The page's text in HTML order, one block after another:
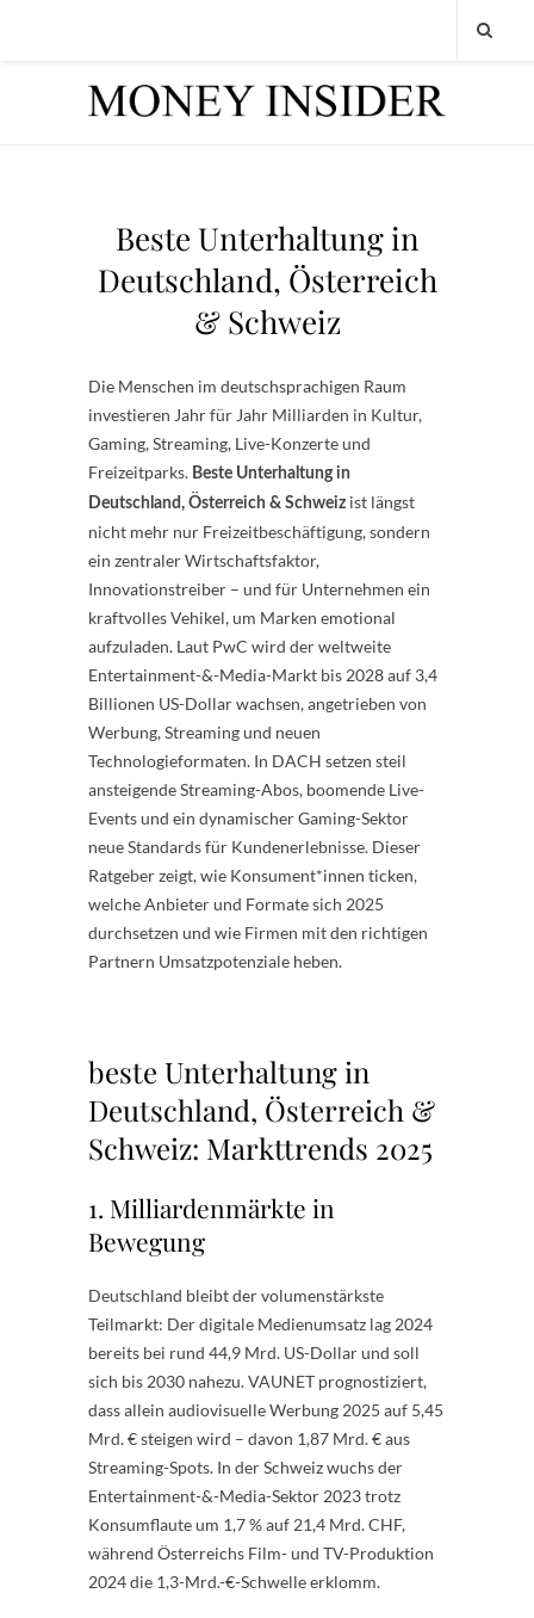
Beste Unterhaltung in
Deutschland, Österreich
& Schweiz
Die Menschen im deutschsprachigen Raum
investieren Jahr für Jahr Milliarden in Kultur,
Gaming, Streaming, Live-Konzerte und
Freizeitparks. Beste Unterhaltung in
Deutschland, Österreich & Schweiz ist längst
nicht mehr nur Freizeitbeschäftigung, sondern
ein zentraler Wirtschaftsfaktor,
Innovationstreiber – und für Unternehmen ein
kraftvolles Vehikel, um Marken emotional
aufzuladen. Laut PwC wird der weltweite
Entertainment-&-Media-Markt bis 2028 auf 3,4
Billionen US-Dollar wachsen, angetrieben von
Werbung, Streaming und neuen
Technologieformaten. In DACH setzen steil
ansteigende Streaming-Abos, boomende Live-
Events und ein dynamischer Gaming-Sektor
neue Standards für Kundenerlebnisse. Dieser
Ratgeber zeigt, wie Konsument*innen ticken,
welche Anbieter und Formate sich 2025
durchsetzen und wie Firmen mit den richtigen
Partnern Umsatzpotenziale heben.
beste Unterhaltung in
Deutschland, Österreich &
Schweiz: Markttrends 2025
1. Milliardenmärkte in
Bewegung
Deutschland bleibt der volumenstärkste
Teilmarkt: Der digitale Medienumsatz lag 2024
bereits bei rund 44,9 Mrd. US-Dollar und soll
sich bis 2030 nahezu. VAUNET prognostiziert,
dass allein audiovisuelle Werbung 2025 auf 5,45
Mrd. € steigen wird – davon 1,87 Mrd. € aus
Streaming-Spots. In der Schweiz wuchs der
Entertainment-&-Media-Sektor 2023 trotz
Konsumflaute um 1,7 % auf 21,4 Mrd. CHF,
während Österreichs Film- und TV-Produktion
2024 die 1,3-Mrd.-€-Schwelle erklomm.